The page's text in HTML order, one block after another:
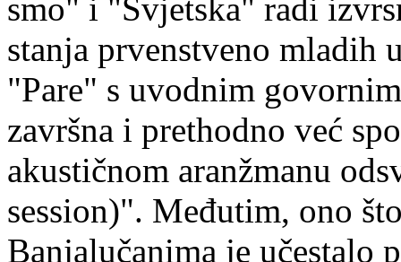
smo" i "Svjetska" radi
stanja prvenstveno mladih
"Pare" s uvodnim
završna i prethodno već
akustičnom aranžmanu
session)". Međutim, ono
Banjalučanima je učestalo